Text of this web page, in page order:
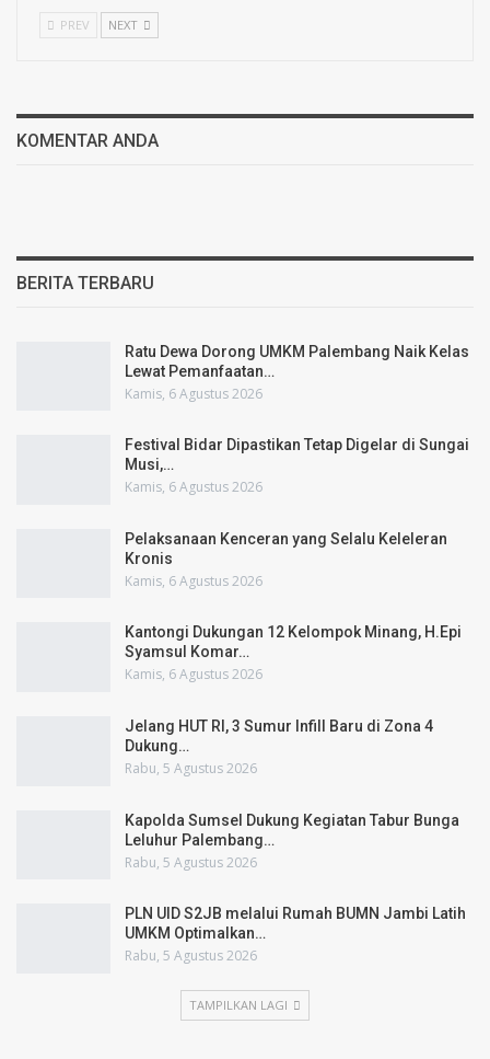
PREV NEXT
KOMENTAR ANDA
BERITA TERBARU
Ratu Dewa Dorong UMKM Palembang Naik Kelas
Lewat Pemanfaatan…
Kamis, 6 Agustus 2026
Festival Bidar Dipastikan Tetap Digelar di Sungai
Musi,…
Kamis, 6 Agustus 2026
Pelaksanaan Kenceran yang Selalu Keleleran
Kronis
Kamis, 6 Agustus 2026
Kantongi Dukungan 12 Kelompok Minang, H.Epi
Syamsul Komar…
Kamis, 6 Agustus 2026
Jelang HUT RI, 3 Sumur Infill Baru di Zona 4
Dukung…
Rabu, 5 Agustus 2026
Kapolda Sumsel Dukung Kegiatan Tabur Bunga
Leluhur Palembang…
Rabu, 5 Agustus 2026
PLN UID S2JB melalui Rumah BUMN Jambi Latih
UMKM Optimalkan…
Rabu, 5 Agustus 2026
TAMPILKAN LAGI